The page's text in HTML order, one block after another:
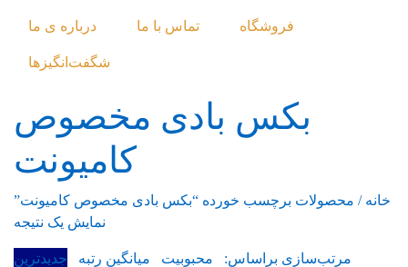
فروشگاه تماس با ما درباره ی ما
شگفت‌انگیزها
بکس بادی مخصوص
کامیونت
خانه / محصولات برچسب خورده “بکس بادی مخصوص کامیونت”
نمایش یک نتیجه
مرتب‌سازی براساس: محبوبیت میانگین رتبه
جدیدترین